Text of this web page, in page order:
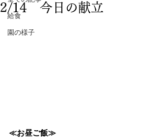
給食
園の様子
2/14 今日の献立
≪お昼ご飯≫